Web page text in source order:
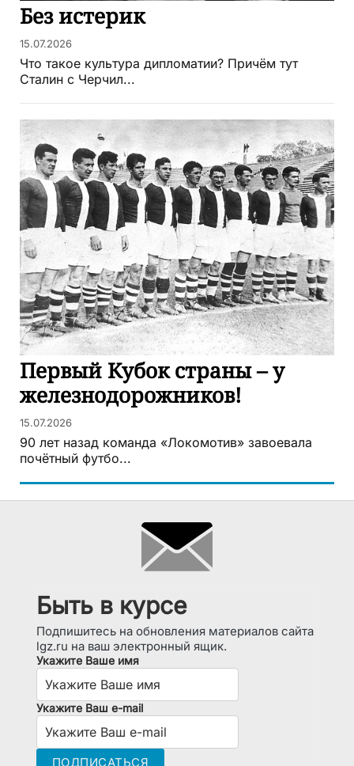
Без истерик
15.07.2026
Что такое культура дипломатии? Причём тут
Сталин с Черчил...
Первый Кубок страны – у
железнодорожников!
15.07.2026
90 лет назад команда «Локомотив» завоевала
почётный футбо...
Быть в курсе
Подпишитесь на обновления материалов сайта
lgz.ru на ваш электронный ящик.
Укажите Ваше имя
Укажите Ваш e-mail